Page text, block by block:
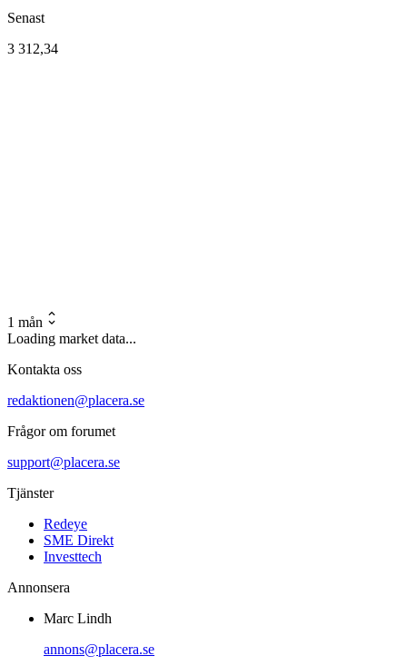
Senast
3 312,34
1 mån
Loading market data...
Kontakta oss
redaktionen@placera.se
Frågor om forumet
support@placera.se
Tjänster
Redeye
SME Direkt
Investtech
Annonsera
Marc Lindh
annons@placera.se